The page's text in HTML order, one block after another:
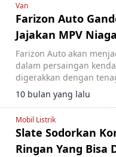
Van
Farizon Auto
Jajakan MPV
Farizon Auto akan
dalam persaingan
digerakkan dengan
10 bulan yang lalu
Mobil Listrik
Slate Sodorkan
Ringan Yang Bisa